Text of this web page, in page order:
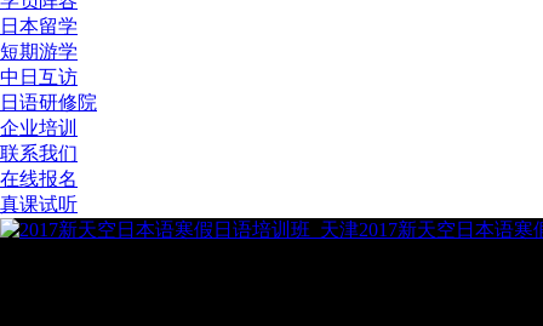
日本留学
短期游学
中日互访
日语研修院
企业培训
联系我们
在线报名
真课试听
2017新天空日本语寒